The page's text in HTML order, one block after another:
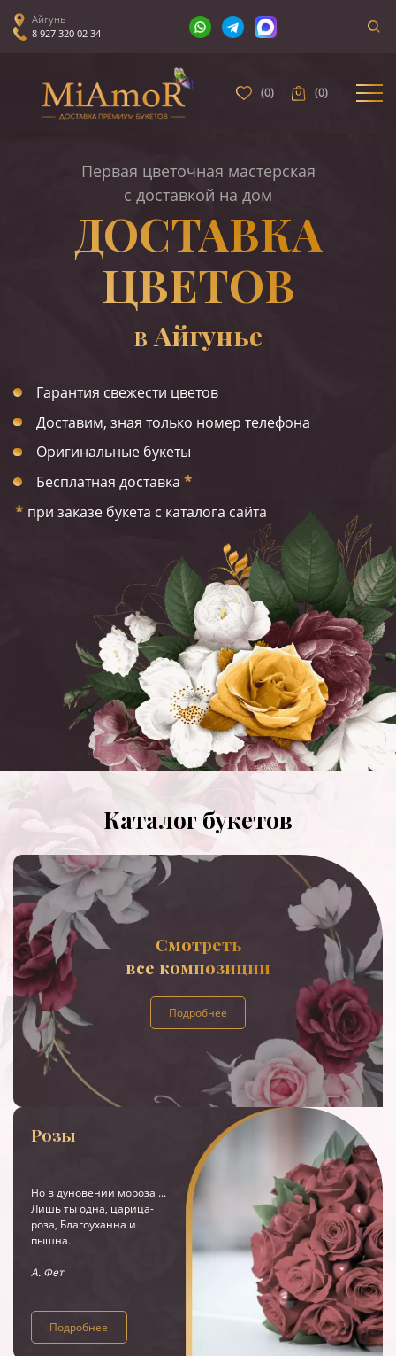
Айгунь
8 927 320 02 34
(0) (0)
Первая цветочная мастерская
с доставкой на дом
ДОСТАВКА
ЦВЕТОВ
В Айгунье
Гарантия свежести цветов
Доставим, зная только номер телефона
Оригинальные букеты
Бесплатная доставка *
* при заказе букета с каталога сайта
Каталог букетов
Смотреть
все композиции
Подробнее
Розы
Но в дуновении мороза ...
Лишь ты одна, царица-
роза, Благоуханна и
пышна.
А. Фет
Подробнее